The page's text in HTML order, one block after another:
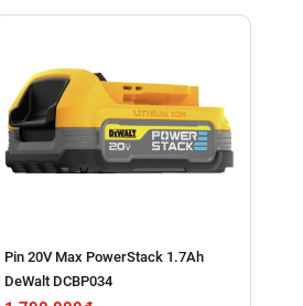
Pin 20V Max PowerStack 1.7Ah
DeWalt DCBP034